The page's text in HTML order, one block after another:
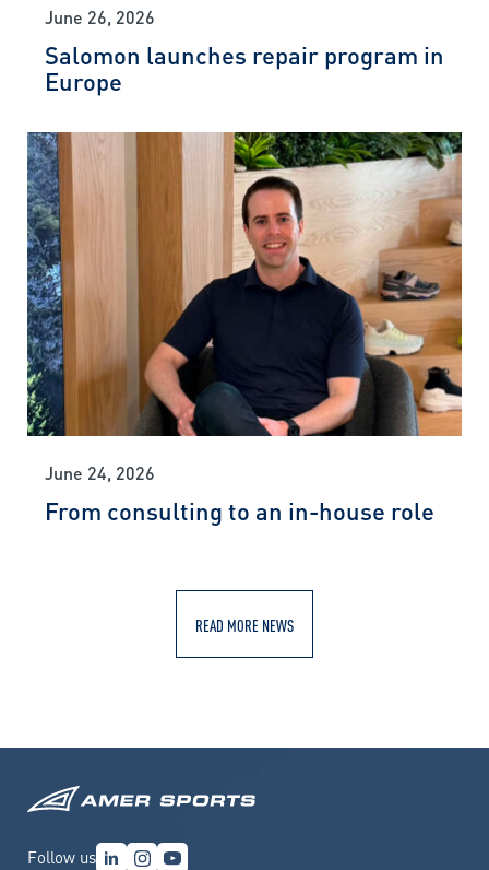
June 26, 2026
Salomon launches repair program in
Europe
June 24, 2026
From consulting to an in-house role
READ MORE NEWS
Follow us